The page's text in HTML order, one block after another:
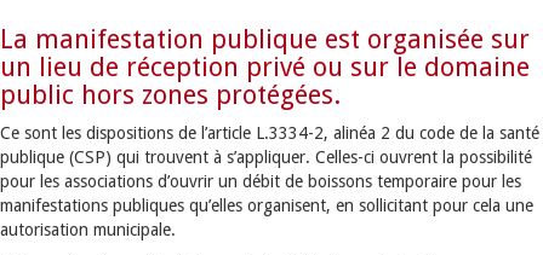
La manifestation publique est organisée sur
un lieu de réception privé ou sur le domaine
public hors zones protégées.
Ce sont les dispositions de l’article L.3334-2, alinéa 2 du code de la santé
publique (CSP) qui trouvent à s’appliquer. Celles-ci ouvrent la possibilité
pour les associations d’ouvrir un débit de boissons temporaire pour les
manifestations publiques qu’elles organisent, en sollicitant pour cela une
autorisation municipale.